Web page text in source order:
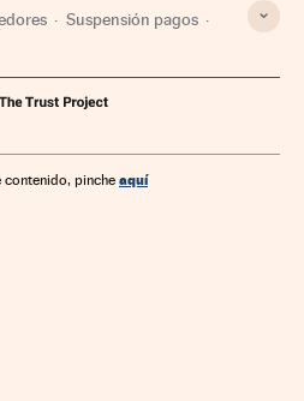
Suspensión pagos
contenido, pinche aquí